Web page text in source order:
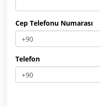
Cep Telefonu Numarası
Telefon